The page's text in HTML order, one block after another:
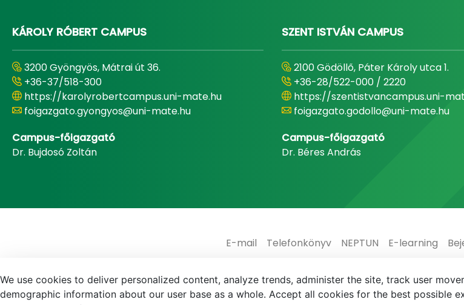
KÁROLY RÓBERT CAMPUS
3200 Gyöngyös, Mátrai út 36.
+36-37/518-300
https://karolyrobertcampus.uni-mate.hu
foigazgato.gyongyos@uni-mate.hu
Campus-főigazgató
Dr. Bujdosó Zoltán
SZENT ISTVÁN CAMPUS
2100 Gödöllő, Páter Károly utca 1.
+36-28/522-000 / 2220
https://szentistvancampus.uni-
foigazgato.godollo@uni-mate.hu
Campus-főigazgató
Dr. Béres András
E-mail Telefonkönyv NEPTUN E-learning
We use cookies to deliver personalized content, analyze trends, administer the site, track user
demographic information about our user base as a whole. Accept all cookies for the best possible